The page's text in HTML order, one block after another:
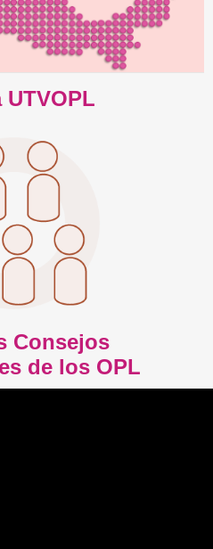
Consejos
de los OPL